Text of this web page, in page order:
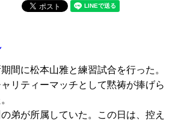
間に松本山雅と練習試合を行った。
リティーマッチとして黙祷が捧げら
弟が所属していた。この日は、控え